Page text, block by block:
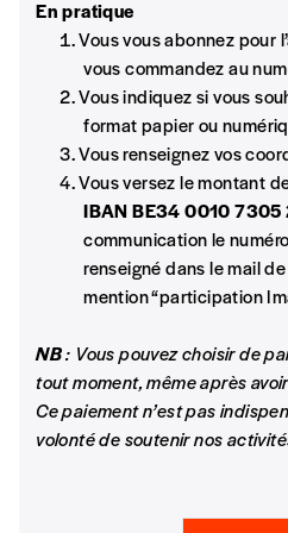
Je commande
Édition papier
uniquement)
Quantité
AJOUTER
Quels sont les liens entre
quartier en tenant compte des
économiques ?
Une immigration
Nathalie Caprioli
La collection de vinyles de
l’histoire du quartier des
Oser se perdre dans
Vanessa Vindreau
(«Bruxelles est moche»), une
d’exploration de la ville pour
Pourquoi part-on ?
En pratique
Vous vous abonnez pour
vous commandez au
Vous indiquez si vous
format papier ou
Vous renseignez vos
Vous versez le montant
IBAN BE34 0010 7305
communication le
renseigné dans le mail
mention “participation
NB: Vous pouvez choisir de
tout moment, même après
Ce paiement n’est pas
volonté de soutenir nos